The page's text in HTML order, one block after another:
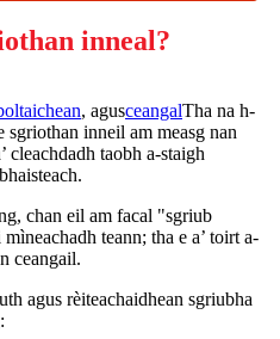
inneal?
, agusceangalTha na h-
sgriothan inneil am measg nan
cleachdadh taobh a-staigh
chan eil am facal "sgriub
teann; tha e a’ toirt a-
ceangail.
agus rèiteachaidhean sgriubha